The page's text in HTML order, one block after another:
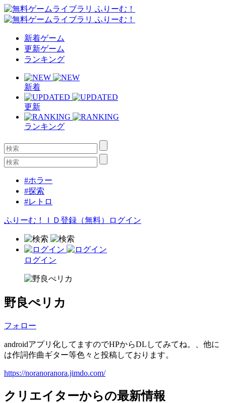
新着ゲーム
更新ゲーム
ランキング
新着
更新
ランキング
#ホラー
#探索
#レトロ
ふりーむ！ＩＤ登録（無料） ログイン
ログイン
野良ぺリカ
フォロー
androidアプリ化してますのでHPからDLしてみてね。、他に
は作詞作曲ギター等色々と投稿しております。
https://noranoranora.jimdo.com/
クリエイターからの最新情報